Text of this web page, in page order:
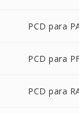
PCD para
PCD para
PCD para